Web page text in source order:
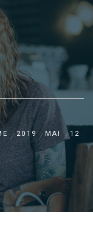
2019 MAI 12